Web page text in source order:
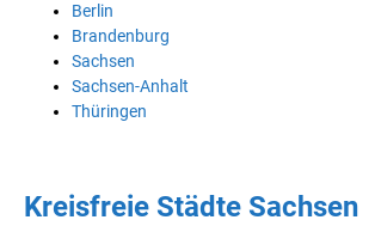
Berlin
Brandenburg
Sachsen
Sachsen-Anhalt
Thüringen
Kreisfreie Städte Sachsen